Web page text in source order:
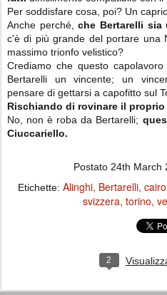
Per soddisfare cosa, poi? Un
Anche perché,che Bertarelli sia
c'è di più grande del portare una
massimo trionfo velistico?
Crediamo che questo
Bertarelli un vincente; un
pensare di gettarsi a capofitto sul
Rischiando di rovinare il
No, non è roba da Bertarelli;
Ciuccariello.
Postato 24th March
Etichette: Alinghi Bertarelli cairo
svizzera torino
2